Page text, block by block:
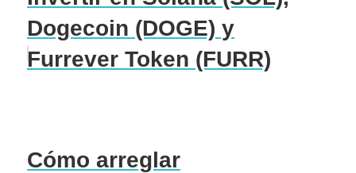
Dogecoin (DOGE) y
Furrever Token (FURR)
Cómo arreglar